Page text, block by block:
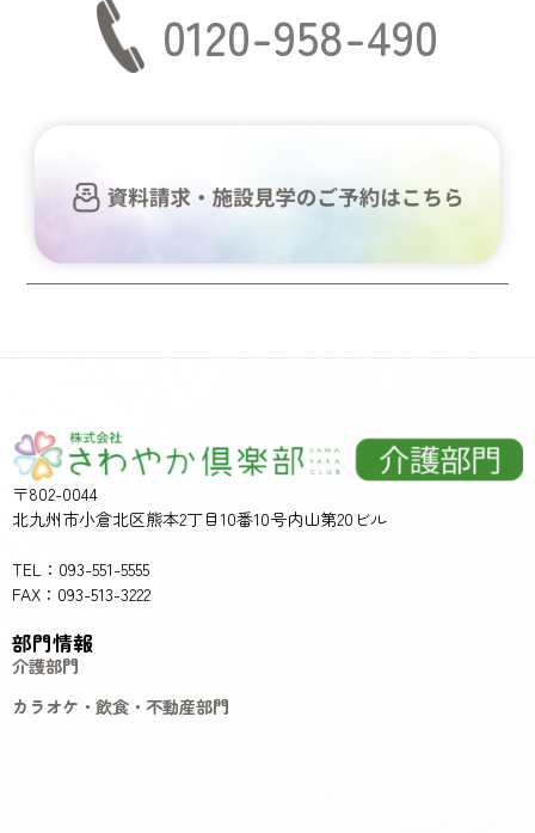
0120-958-490
〒802-0044
北九州市小倉北区熊本2丁目10番10号内山第20ビル
TEL：093-551-5555
FAX：093-513-3222
部門情報
介護部門
カラオケ・飲食・不動産部門